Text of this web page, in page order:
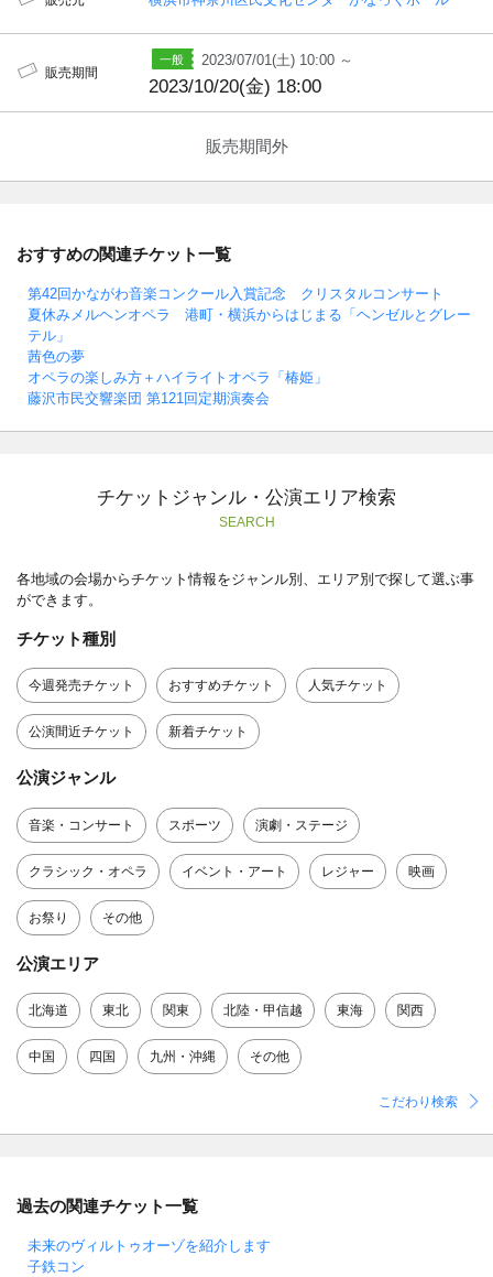
販売期間
2023/07/01(土) 10:00 ～
2023/10/20(金) 18:00
販売期間外
おすすめの関連チケット一覧
第42回かながわ音楽コンクール入賞記念 クリスタルコンサート
夏休みメルヘンオペラ 港町・横浜からはじまる「ヘンゼルとグレー
テル」
茜色の夢
オペラの楽しみ方＋ハイライトオペラ「椿姫」
藤沢市民交響楽団 第121回定期演奏会
チケットジャンル・公演エリア検索
SEARCH
各地域の会場からチケット情報をジャンル別、エリア別で探して選ぶ事
ができます。
チケット種別
今週発売チケット おすすめチケット 人気チケット
公演間近チケット 新着チケット
公演ジャンル
音楽・コンサート スポーツ 演劇・ステージ
クラシック・オペラ イベント・アート レジャー 映画
お祭り その他
公演エリア
北海道 東北 関東 北陸・甲信越 東海 関西
中国 四国 九州・沖縄 その他
こだわり検索
過去の関連チケット一覧
未来のヴィルトゥオーゾを紹介します
子鉄コン